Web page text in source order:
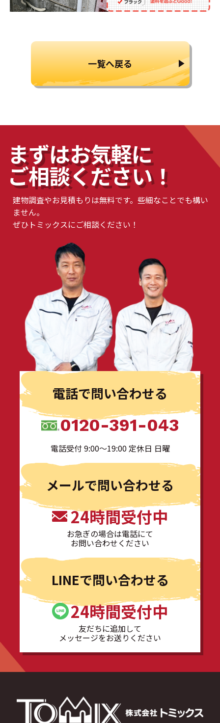
一覧へ戻る
まずはお気軽に
ご相談ください！
建物調査やお見積もりは無料です。些細なことでも構い
ません。
ぜひトミックスにご相談ください！
電話で問い合わせる
0120-391-043
電話受付 9:00〜19:00 定休日 日曜
メールで問い合わせる
24時間受付中
お急ぎの場合は電話にて
お問い合わせください
LINEで問い合わせる
24時間受付中
友だちに追加して
メッセージをお送りください